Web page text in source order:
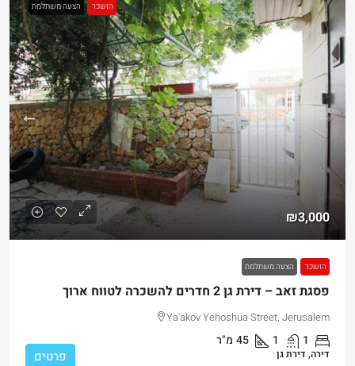
הושכר הצעה משתלמת
₪3,000
הושכר הצעה משתלמת
פסגת זאב – דירת גן 2 חדרים להשכרה לטווח ארוך
Ya'akov Yehoshua Street, Jerusalem
1
1
45 מ"ר
דירה, דירת גן פרטים